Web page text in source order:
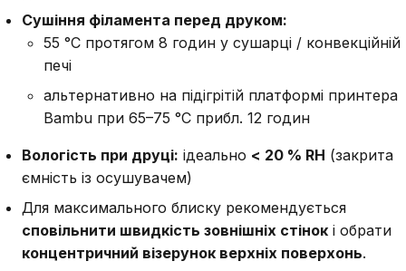
Сушіння філамента перед друком:
55 °C протягом 8 годин у сушарці / конвекційній
печі
альтернативно на підігрітій платформі принтера
Bambu при 65–75 °C прибл. 12 годин
Вологість при друці: ідеально < 20 % RH (закрита
ємність із осушувачем)
Для максимального блиску рекомендується
сповільнити швидкість зовнішніх стінок і обрати
концентричний візерунок верхніх поверхонь.